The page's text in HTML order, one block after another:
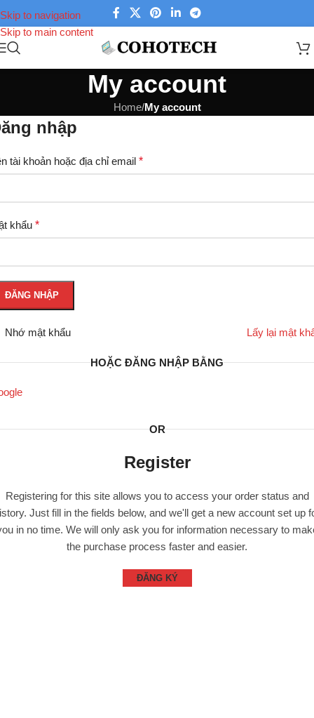
Skip to navigation
Skip to main content
My account
Home/My account
nhập
tài khoản hoặc địa chỉ email *
khẩu *
ĐĂNG NHẬP
Lấy lại mật
Nhớ mật khẩu
HOẶC ĐĂNG NHẬP BẰNG
OR
Register
Registering for this site allows you to access your order status and
Just fill in the fields below, and we'll get a new account set up
in no time. We will only ask you for information necessary to
the purchase process faster and easier.
ĐĂNG KÝ